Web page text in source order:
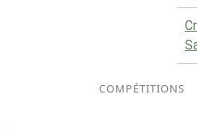
COMPÉTITIONS